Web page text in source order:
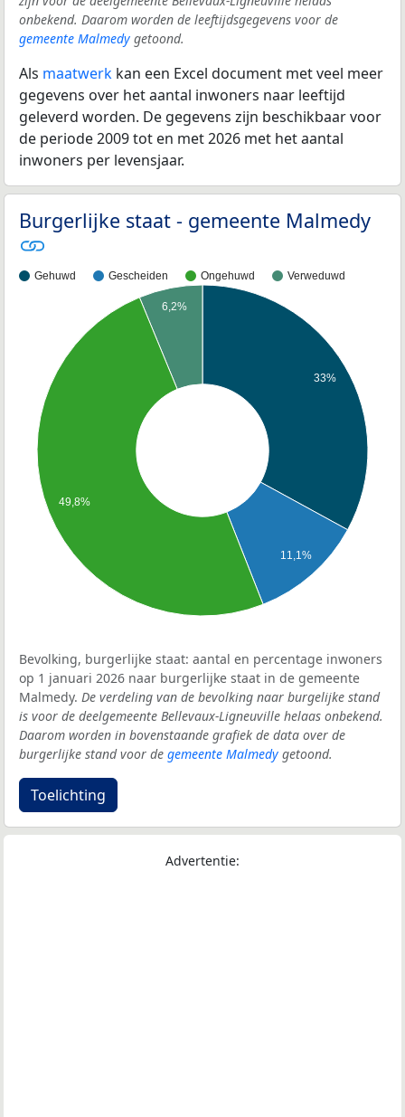
onbekend. Daarom worden de leeftijdsgegevens voor de
gemeente Malmedy getoond.
Als maatwerk kan een Excel document met veel meer
gegevens over het aantal inwoners naar leeftijd
geleverd worden. De gegevens zijn beschikbaar voor
de periode 2009 tot en met 2026 met het aantal
inwoners per levensjaar.
Burgerlijke staat - gemeente Malmedy
Gehuwd Gescheiden Ongehuwd Verweduwd
33%
11,1%
6,2%
49,8%
Bevolking, burgerlijke staat: aantal en percentage inwoners
op 1 januari 2026 naar burgerlijke staat in de gemeente
Malmedy. De verdeling van de bevolking naar burgelijke stand
is voor de deelgemeente Bellevaux-Ligneuville helaas onbekend.
Daarom worden in bovenstaande grafiek de data over de
burgerlijke stand voor de gemeente Malmedy getoond.
Toelichting
Advertentie: